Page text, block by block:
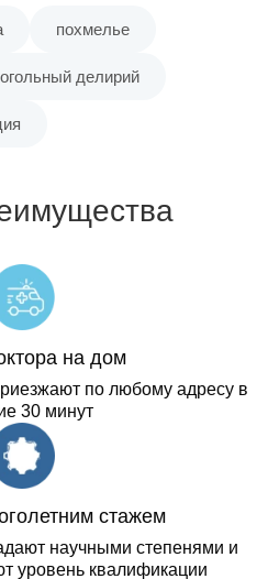
1
похмелье
делирий
на дом
по любому адресу в
30 минут
стажем
научными степенями и
уровень квалификации